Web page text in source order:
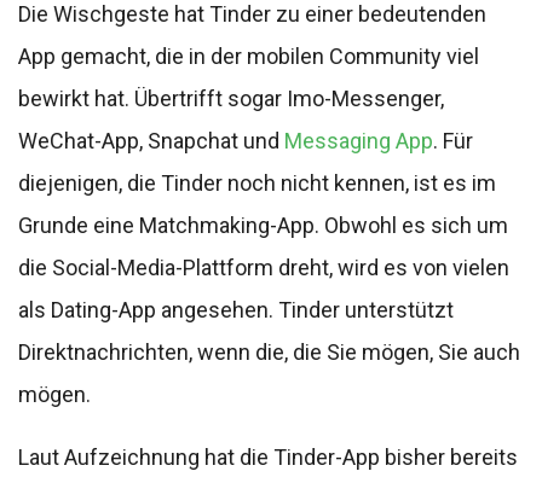
Die Wischgeste hat Tinder zu einer bedeutenden
App gemacht, die in der mobilen Community viel
bewirkt hat. Übertrifft sogar Imo-Messenger,
WeChat-App, Snapchat und Messaging App. Für
diejenigen, die Tinder noch nicht kennen, ist es im
Grunde eine Matchmaking-App. Obwohl es sich um
die Social-Media-Plattform dreht, wird es von vielen
als Dating-App angesehen. Tinder unterstützt
Direktnachrichten, wenn die, die Sie mögen, Sie auch
mögen.
Laut Aufzeichnung hat die Tinder-App bisher bereits